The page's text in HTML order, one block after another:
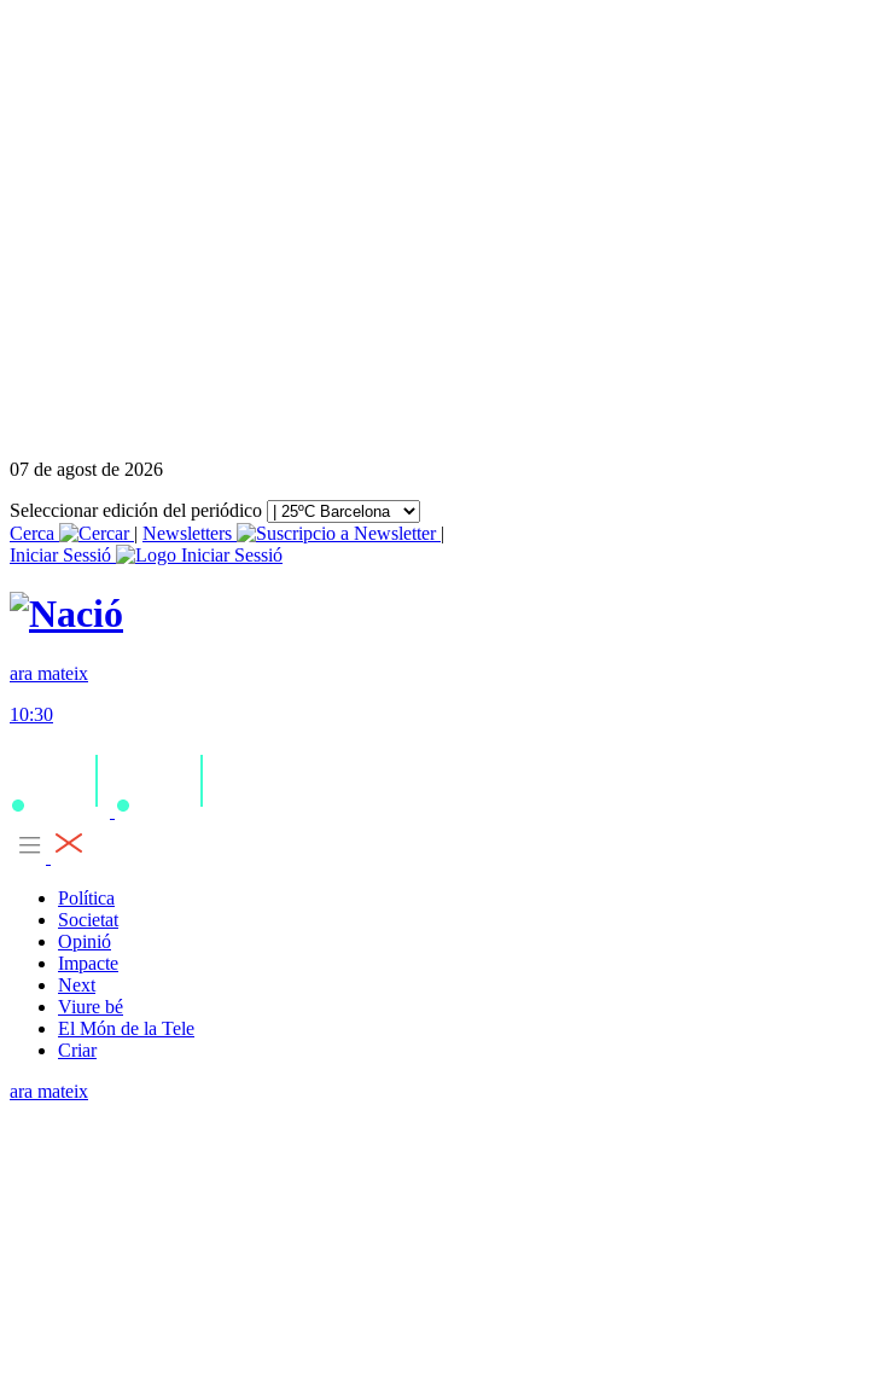
07 de agost de 2026
Seleccionar edición del periódico
Cerca
| Newsletters
|
Iniciar Sessió
ara mateix
10:30
Política
Societat
Opinió
Impacte
Next
Viure bé
El Món de la Tele
Criar
ara mateix